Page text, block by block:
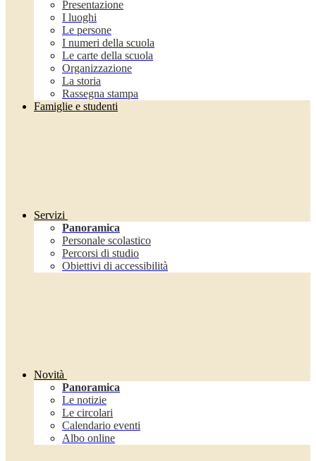
Presentazione
I luoghi
Le persone
I numeri della scuola
Le carte della scuola
Organizzazione
La storia
Rassegna stampa
Famiglie e studenti
Servizi
Panoramica
Personale scolastico
Percorsi di studio
Obiettivi di accessibilità
Novità
Panoramica
Le notizie
Le circolari
Calendario eventi
Albo online